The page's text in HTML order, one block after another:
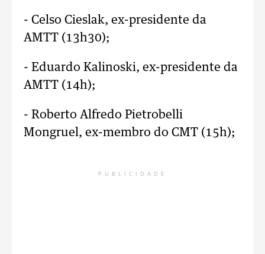
- Celso Cieslak, ex-presidente da
AMTT (13h30);
- Eduardo Kalinoski, ex-presidente da
AMTT (14h);
- Roberto Alfredo Pietrobelli
Mongruel, ex-membro do CMT (15h);
PUBLICIDADE